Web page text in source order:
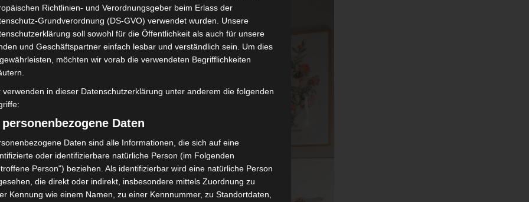
Richtlinien- und Verordnungsgeber beim Erlass der
Grundverordnung (DS-GVO) verwendet wurden. Unsere
soll sowohl für die Öffentlichkeit als auch für unsere
und Geschäftspartner einfach lesbar und verständlich sein. Um dies
möchten wir vorab die verwendeten Begrifflichkeiten
verwenden in dieser Datenschutzerklärung unter anderem die folgenden
personenbezogene Daten
Daten sind alle Informationen, die sich auf eine
oder identifizierbare natürliche Person (im Folgenden
Person") beziehen. Als identifizierbar wird eine natürliche Person
die direkt oder indirekt, insbesondere mittels Zuordnung zu
Kennung wie einem Namen, zu einer Kennnummer, zu Standortdaten,